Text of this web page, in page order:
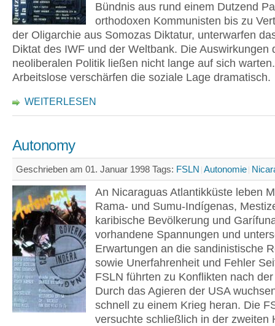
Bündnis aus rund einem Dutzend
orthodoxen Kommunisten bis zu
der Oligarchie aus Somozas Diktatur, unterwarfen
Diktat des IWF und der Weltbank. Die Auswirkungen
neoliberalen Politik ließen nicht lange auf sich
Arbeitslose verschärfen die soziale Lage dramatisch.
WEITERLESEN
Autonomy
Geschrieben am 01. Januar 1998 Tags: FSLN Autonomie
An Nicaraguas Atlantikküste leben
Rama- und Sumu-Indígenas,
karibische Bevölkerung und
vorhandene Spannungen und
Erwartungen an die sandinistische
sowie Unerfahrenheit und Fehler
FSLN führten zu Konflikten nach
Durch das Agieren der USA
schnell zu einem Krieg heran. Die
versuchte schließlich in der zweiten